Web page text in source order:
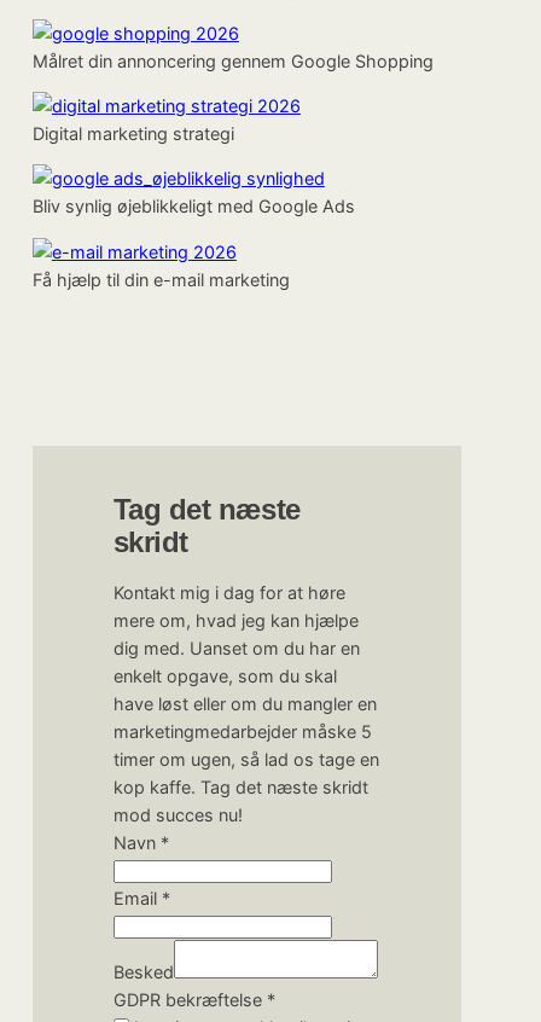
Målret din annoncering gennem Google Shopping
Digital marketing strategi
Bliv synlig øjeblikkeligt med Google Ads
Få hjælp til din e-mail marketing
Tag det næste
skridt
Kontakt mig i dag for at høre
mere om, hvad jeg kan hjælpe
dig med. Uanset om du har en
enkelt opgave, som du skal
have løst eller om du mangler en
marketingmedarbejder måske 5
timer om ugen, så lad os tage en
kop kaffe. Tag det næste skridt
mod succes nu!
Navn *
Email *
Email
Navn
Besked
GDPR bekræftelse *